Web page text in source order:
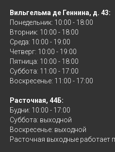
Вильгельма де Геннина, д. 43:
Понедельник: 10:00 - 18:00
Вторник: 10:00 - 18:00
Среда: 10:00 - 19:00
Четверг: 10:00 - 19:00
Пятница: 10:00 - 18:00
Суббота: 11:00 - 17:00
Воскресенье: 11:00 - 17:00
Расточная, 44Б:
Будни: 10:00 - 17:00
Суббота: выходной
Воскресенье: выходной
Расточная выходные работает